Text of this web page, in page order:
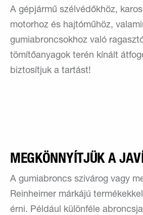
A gépjármű szélvédőkhöz,
motorhoz és hajtóműhöz,
gumiabroncsokhoz való
tömítőanyagok terén kínált
biztosítjuk a tartást!
MEGKÖNNYÍTJÜK A
A gumiabroncs szivárog vagy
Reinheimer márkájú
érni. Például különféle